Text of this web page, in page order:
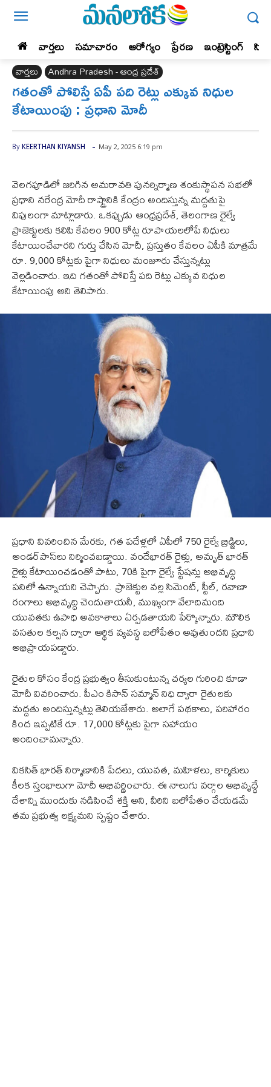
వార్తలు సమాచారం ఆరోగ్యం ప్రేర‌ణ‌ ఇంట్రెస్టింగ్‌
వార్తలు Andhra Pradesh - ఆంధ్ర ప్రదేశ్‌
గతంతో పోలిస్తే ఏపీ పది రెట్లు ఎక్కువ నిధుల
కేటాయింపు : ప్రధాని మోదీ
By KEERTHAN KIYANSH - May 2, 2025 6:19 pm
వెలగపూడిలో జరిగిన అమరావతి పునర్నిర్మాణ శంకుస్థాపన సభలో
ప్రధాని నరేంద్ర మోదీ రాష్ట్రానికి కేంద్రం అందిస్తున్న మద్దతుపై
విపులంగా మాట్లాడారు. ఒకప్పుడు ఆంధ్రప్రదేశ్‌, తెలంగాణ రైల్వే
ప్రాజెక్టులకు కలిపి కేవలం 900 కోట్ల రూపాయలలోపే నిధులు
కేటాయించేవారని గుర్తు చేసిన మోదీ, ప్రస్తుతం కేవలం ఏపీకి మాత్రమే
రూ. 9,000 కోట్లకు పైగా నిధులు మంజూరు చేస్తున్నట్లు
వెల్లడించారు. ఇది గతంతో పోలిస్తే పది రెట్లు ఎక్కువ నిధుల
కేటాయింపు అని తెలిపారు.
ప్రధాని వివరించిన మేరకు, గత పదేళ్లలో ఏపీలో 750 రైల్వే బ్రిడ్జిలు,
అండర్‌పాస్‌లు నిర్మించబడ్డాయి. వందేభారత్‌ రైళ్లు, అమృత్‌ భారత్‌
రైళ్లు కేటాయించడంతో పాటు, 70కి పైగా రైల్వే స్టేషన్లు అభివృద్ధి
పనిలో ఉన్నాయని చెప్పారు. ప్రాజెక్టుల వల్ల సిమెంట్‌, స్టీల్‌, రవాణా
రంగాలు అభివృద్ధి చెందుతాయనీ, ముఖ్యంగా వేలాదిమంది
యువతకు ఉపాధి అవకాశాలు ఏర్పడతాయని పేర్కొన్నారు. మౌలిక
వసతుల కల్పన ద్వారా ఆర్థిక వ్యవస్థ బలోపేతం అవుతుందని ప్రధాని
అభిప్రాయపడ్డారు.
రైతుల కోసం కేంద్ర ప్రభుత్వం తీసుకుంటున్న చర్యల గురించి కూడా
మోదీ వివరించారు. పీఎం కిసాన్ సమ్మాన్ నిధి ద్వారా రైతులకు
మద్దతు అందిస్తున్నట్లు తెలియజేశారు. అలాగే పథకాలు, పరిహారం
కింద ఇప్పటికే రూ. 17,000 కోట్లకు పైగా సహాయం
అందించామన్నారు.
వికసిత్ భారత్ నిర్మాణానికి పేదలు, యువత, మహిళలు, కార్మికులు
కీలక స్తంభాలుగా మోదీ అభివర్ణించారు. ఈ నాలుగు వర్గాల అభివృద్ధే
దేశాన్ని ముందుకు నడిపించే శక్తి అని, వీరిని బలోపేతం చేయడమే
తమ ప్రభుత్వ లక్ష్యమని స్పష్టం చేశారు.